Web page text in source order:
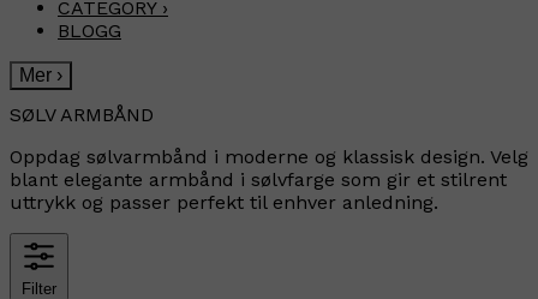
CATEGORY ›
BLOGG
Mer ›
SØLV ARMBÅND
Oppdag sølvarmbånd i moderne og klassisk design. Velg
blant elegante armbånd i sølvfarge som gir et stilrent
uttrykk og passer perfekt til enhver anledning.
Filter